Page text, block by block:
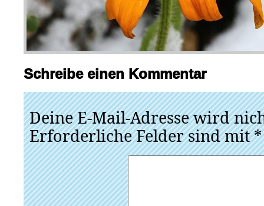
Schreibe einen Kommentar
Deine E-Mail-Adresse wird
Erforderliche Felder sind mit*